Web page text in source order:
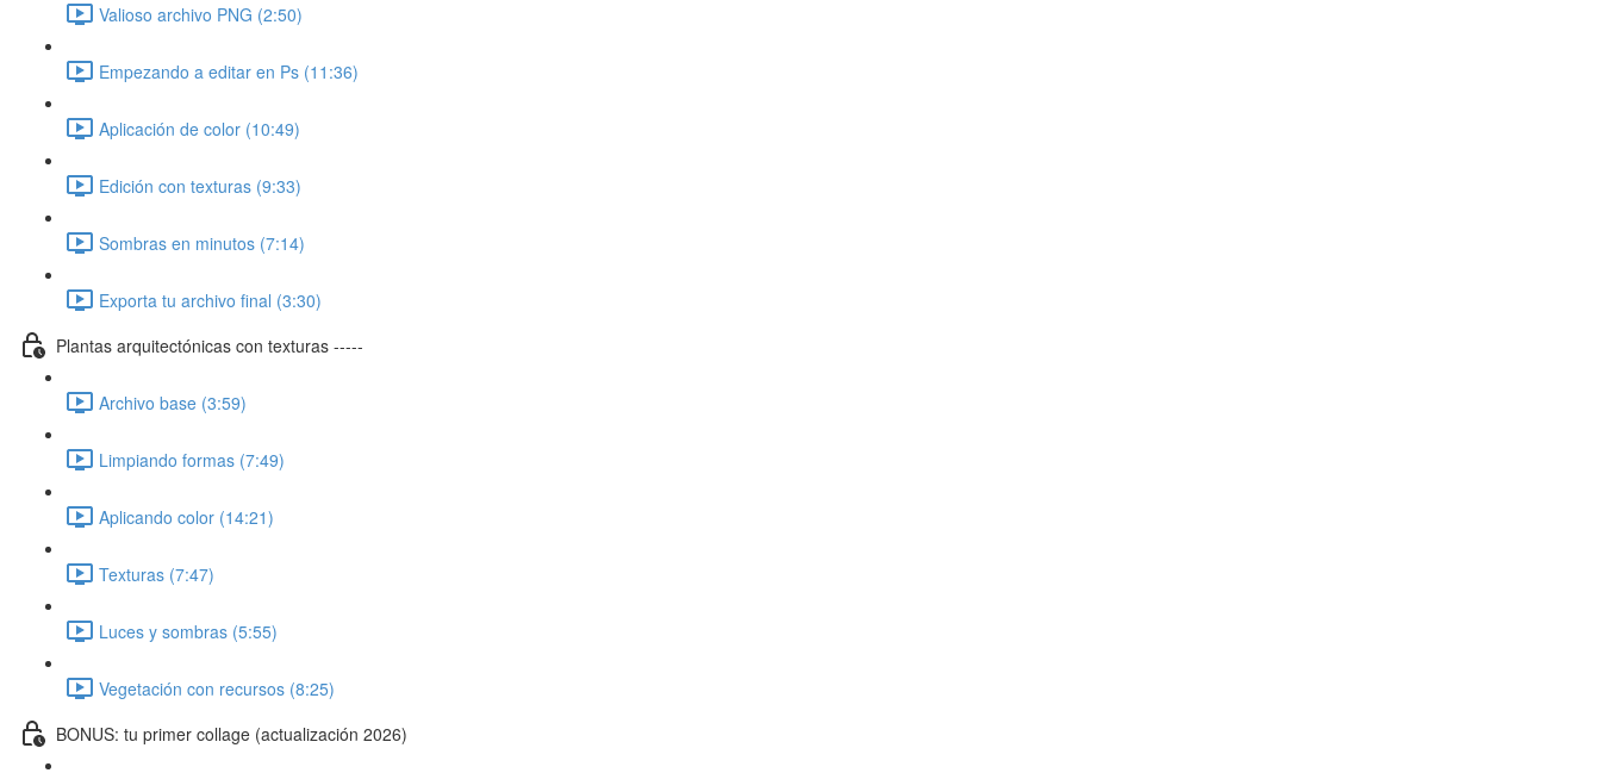
Valioso archivo PNG (2:50)
Empezando a editar en Ps (11:36)
Aplicación de color (10:49)
Edición con texturas (9:33)
Sombras en minutos (7:14)
Exporta tu archivo final (3:30)
Plantas arquitectónicas con texturas -----
Archivo base (3:59)
Limpiando formas (7:49)
Aplicando color (14:21)
Texturas (7:47)
Luces y sombras (5:55)
Vegetación con recursos (8:25)
BONUS: tu primer collage (actualización 2026)